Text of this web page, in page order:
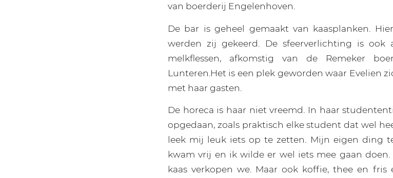
van boerderij Engelenhoven.
De bar is geheel gemaakt van kaasplanken.
werden zij gekeerd. De sfeerverlichting is ook
melkflessen, afkomstig van de Remeker
Lunteren.Het is een plek geworden waar Evelien
met haar gasten.
De horeca is haar niet vreemd. In haar
opgedaan, zoals praktisch elke student dat wel
leek mij leuk iets op te zetten. Mijn eigen ding
kwam vrij en ik wilde er wel iets mee gaan
kaas verkopen we. Maar ook koffie, thee en